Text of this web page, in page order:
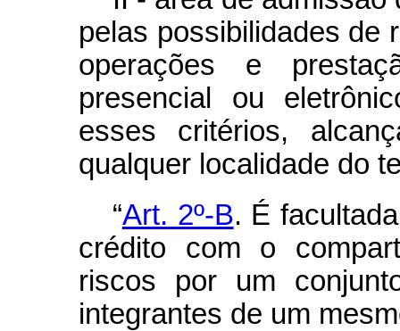
pelas possibilidades de
operações e
presencial ou
esses critérios,
qualquer localidade do
“Art. 2º-B. É
crédito com o
riscos por um
integrantes de um